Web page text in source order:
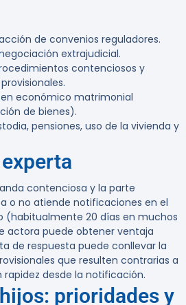
de convenios reguladores.
extrajudicial.
contenciosos y
económico matrimonial
de bienes).
pensiones, uso de la vivienda y
contenciosa y la parte
o no atiende notificaciones en el
(habitualmente 20 días en muchos
actora puede obtener ventaja
de respuesta puede conllevar la
que resulten contrarias a
desde la notificación.
prioridades y